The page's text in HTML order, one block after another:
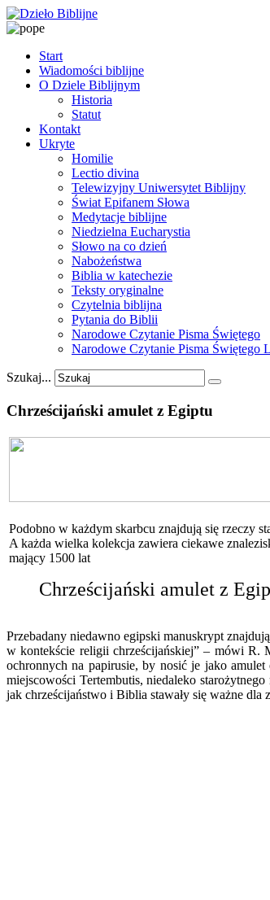
Start
Wiadomości biblijne
O Dziele Biblijnym
Historia
Statut
Kontakt
Ukryte
Homilie
Lectio divina
Telewizyjny Uniwersytet Biblijny
Świat Epifanem Słowa
Medytacje biblijne
Niedzielna Eucharystia
Słowo na co dzień
Nabożeństwa
Biblia w katechezie
Teksty oryginalne
Czytelnia biblijna
Pytania do Biblii
Narodowe Czytanie Pisma Świętego
Narodowe Czytanie Pisma Świętego
Szukaj...
Chrześcijański amulet z Egiptu
Podobno w każdym skarbcu znajdują się rzeczy
A każda wielka kolekcja zawiera ciekawe
mający 1500 lat
Chrześcijański amulet z
Przebadany niedawno egipski manuskrypt
w kontekście religii chrześcijańskiej” – mówi R.
ochronnych na papirusie, by nosić je jako
miejscowości Tertembutis, niedaleko
jak chrześcijaństwo i Biblia stawały się ważne